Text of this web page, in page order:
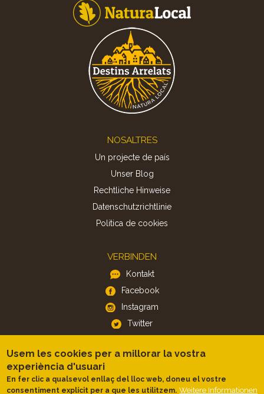
NOSALTRES
Un projecte de país
Unser Blog
Rechtliche Hinweise
Datenschutzrichtlinie
Politica de cookies
VERBINDEN
Kontakt
Facebook
Instagram
Twitter
APP
iOS
Android
Usem les cookies per a millorar la vostra
experiència d'usuari
En fer clic a qualsevol enllaç del lloc web, doneu el vostre
consentiment explícit per a que les utilitzem. Weitere Informationen